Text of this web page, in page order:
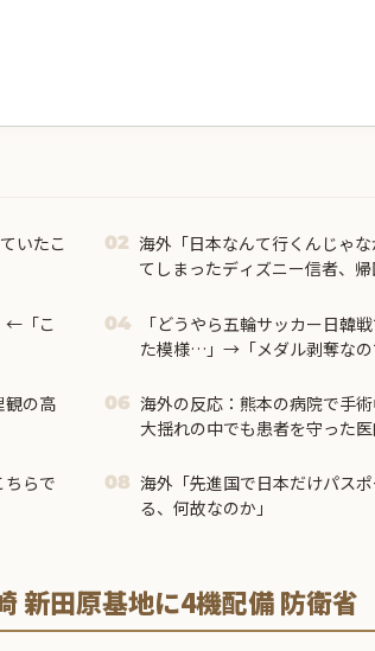
いたこ
02 海外「日本なんて行くんじゃ
てしまったディズニー信者、
←「こ
04
「どうやら五輪サッカー日韓
た模様…」→「メダル剥奪な
観の高
06 海外の反応：熊本の病院で手
大揺れの中でも患者を守った
ちらで
08 海外「先進国で日本だけパス
る、何故なのか」
新田原基地に4機配備 防衛省